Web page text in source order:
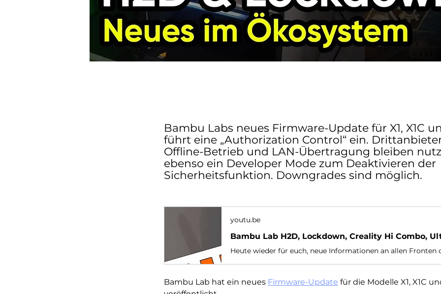
Bambu Labs neues Firmware-Update für X1, X1C
führt eine „Authorization Control“ ein.
Offline-Betrieb und LAN-Übertragung bleiben
ebenso ein Developer Mode zum Deaktivieren der
Sicherheitsfunktion. Downgrades sind möglich.
youtu.be
Bambu Lab hat ein neues Firmware-Update für die Modelle X1, X1C